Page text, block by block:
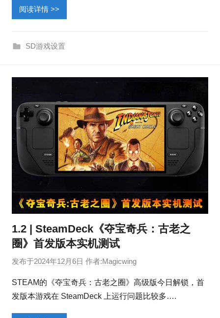
阅读详情 >>
SD游戏设置
1.2 | SteamDeck《夺宝奇兵：古老之
圈》首发版本实机测试
发布于2024年12月6日 作者:Magicwing
STEAM的《夺宝奇兵：古老之圈》高级版今日解锁，首
发版本游戏在 SteamDeck 上运行问题比较多….